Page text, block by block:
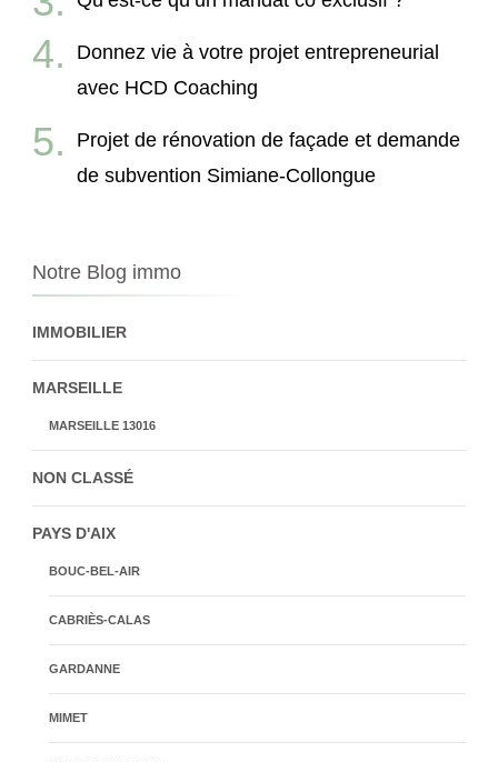
Donnez vie à votre projet entrepreneurial
avec HCD Coaching
Projet de rénovation de façade et demande
de subvention Simiane-Collongue
Notre Blog immo
IMMOBILIER
MARSEILLE
MARSEILLE 13016
NON CLASSÉ
PAYS D'AIX
BOUC-BEL-AIR
CABRIÈS-CALAS
GARDANNE
MIMET